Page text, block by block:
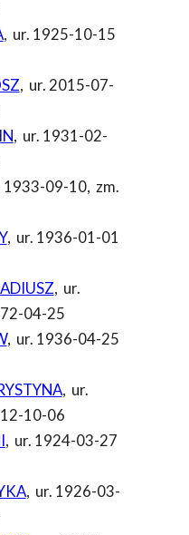
, ur. 1925-10-15
, ur. 2015-07-
, ur. 1931-02-
1933-09-10, zm.
, ur. 1936-01-01
, ur.
04-25
, ur. 1936-04-25
, ur.
10-06
, ur. 1924-03-27
, ur. 1926-03-